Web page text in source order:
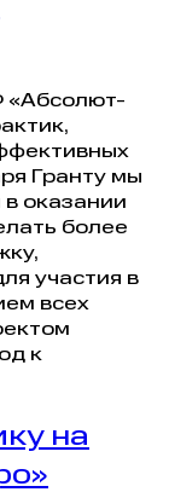
«Абсолют-
Гранту мы
оказании
более
участия в
всех
к
на